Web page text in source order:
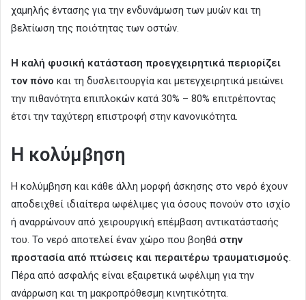
χαμηλής έντασης για την ενδυνάμωση των μυών και τη
βελτίωση της ποιότητας των οστών.
Η καλή φυσική κατάσταση προεγχειρητικά περιορίζει
τον πόνο και τη δυσλειτουργία και μετεγχειρητικά μειώνει
την πιθανότητα επιπλοκών κατά 30% – 80% επιτρέποντας
έτσι την ταχύτερη επιστροφή στην κανονικότητα.
Η κολύμβηση
Η κολύμβηση και κάθε άλλη μορφή άσκησης στο νερό έχουν
αποδειχθεί ιδιαίτερα ωφέλιμες για όσους πονούν στο ισχίο
ή αναρρώνουν από χειρουργική επέμβαση αντικατάστασής
του. Το νερό αποτελεί έναν χώρο που βοηθά στην
προστασία από πτώσεις και περαιτέρω τραυματισμούς.
Πέρα από ασφαλής είναι εξαιρετικά ωφέλιμη για την
ανάρρωση και τη μακροπρόθεσμη κινητικότητα.